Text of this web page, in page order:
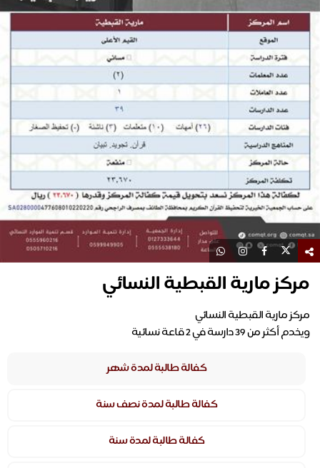
مركز مارية القبطية النسائي
ويخدم أكثر من 39 دارسة في 2 قاعة نسائية
كفالة طالبة لمدة شهر
كفالة طالبة لمدة نصف سنة
كفالة طالبة لمدة سنة